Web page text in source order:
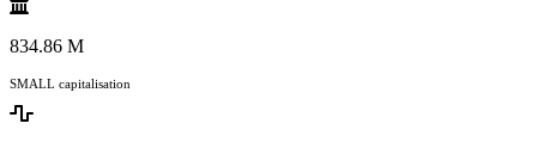
834.86 M
SMALL capitalisation